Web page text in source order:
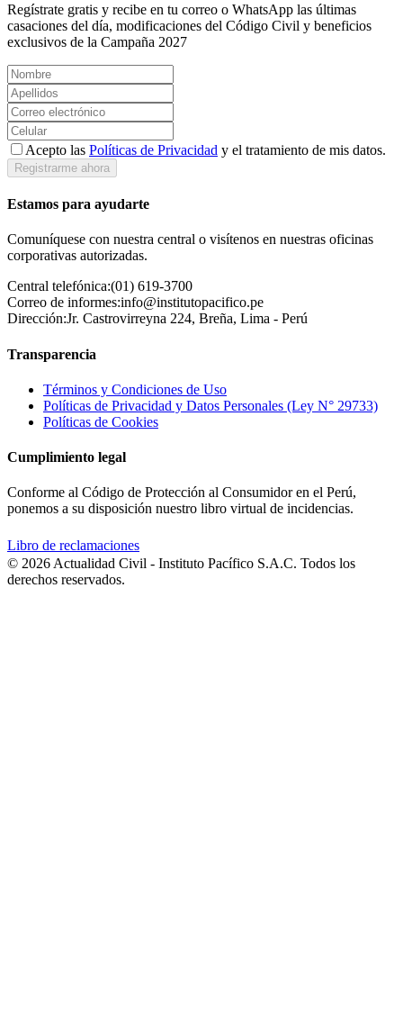
Regístrate gratis y recibe en tu correo o WhatsApp las últimas
casaciones del día, modificaciones del Código Civil y beneficios
exclusivos de la Campaña 2027
Acepto las Políticas de Privacidad y el tratamiento de mis datos.
Registrarme ahora
Estamos para ayudarte
Comuníquese con nuestra central o visítenos en nuestras oficinas
corporativas autorizadas.
Central telefónica:(01) 619-3700
Correo de informes:info@institutopacifico.pe
Dirección:Jr. Castrovirreyna 224, Breña, Lima - Perú
Transparencia
Términos y Condiciones de Uso
Políticas de Privacidad y Datos Personales (Ley N° 29733)
Políticas de Cookies
Cumplimiento legal
Conforme al Código de Protección al Consumidor en el Perú,
ponemos a su disposición nuestro libro virtual de incidencias.
Libro de reclamaciones
© 2026 Actualidad Civil - Instituto Pacífico S.A.C. Todos los
derechos reservados.